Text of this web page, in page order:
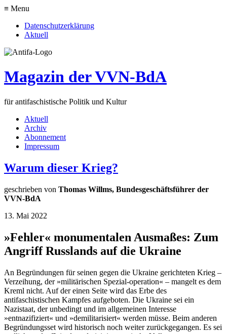
≡ Menu
Datenschutzerklärung
Aktuell
Magazin der VVN-BdA
für antifaschistische Politik und Kultur
Aktuell
Archiv
Abonnement
Impressum
Warum dieser Krieg?
geschrieben von Thomas Willms, Bundesgeschäftsführer der
VVN-BdA
13. Mai 2022
»Fehler« monumentalen Ausmaßes: Zum
Angriff Russlands auf die Ukraine
An Begründungen für seinen gegen die Ukraine gerichteten Krieg –
Verzeihung, der »militärischen Spezial-operation« – mangelt es dem
Kreml nicht. Auf der einen Seite wird das Erbe des
antifaschistischen Kampfes aufgeboten. Die Ukraine sei ein
Nazistaat, der unbedingt und im allgemeinen Interesse
»entnazifiziert« und »demilitarisiert« werden müsse. Beim anderen
Begründungsset wird historisch noch weiter zurückgegangen. Es sei